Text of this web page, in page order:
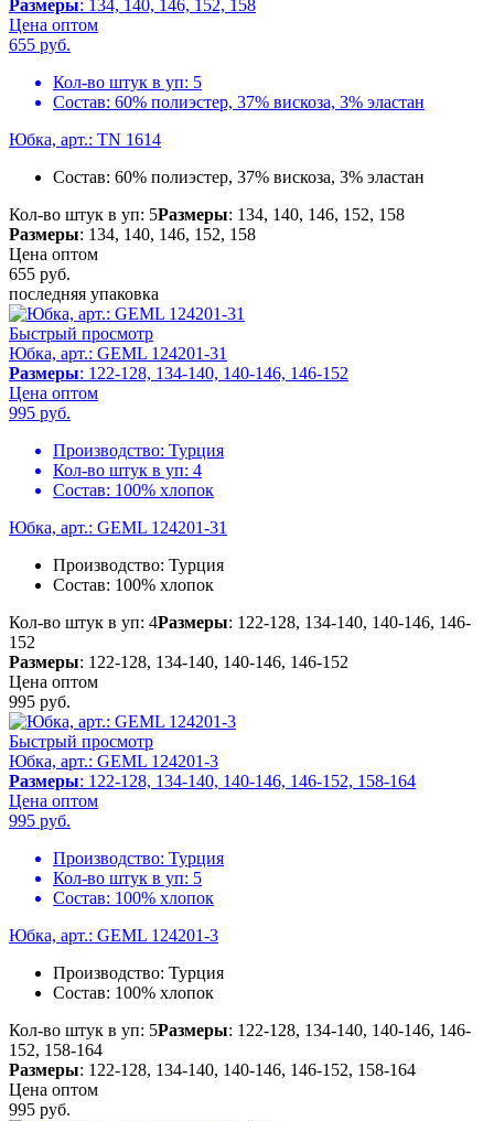
Размеры: 134, 140, 146, 152, 158
Цена оптом
655 руб.
Кол-во штук в уп: 5
Состав: 60% полиэстер, 37% вискоза, 3% эластан
Юбка, арт.: TN 1614
Состав: 60% полиэстер, 37% вискоза, 3% эластан
Кол-во штук в уп: 5Размеры: 134, 140, 146, 152, 158
Размеры: 134, 140, 146, 152, 158
Цена оптом
655 руб.
последняя упаковка
Быстрый просмотр
Юбка, арт.: GEML 124201-31
Размеры: 122-128, 134-140, 140-146, 146-152
Цена оптом
995 руб.
Производство: Турция
Кол-во штук в уп: 4
Состав: 100% хлопок
Юбка, арт.: GEML 124201-31
Производство: Турция
Состав: 100% хлопок
Кол-во штук в уп: 4Размеры: 122-128, 134-140, 140-146, 146-
152
Размеры: 122-128, 134-140, 140-146, 146-152
Цена оптом
995 руб.
Быстрый просмотр
Юбка, арт.: GEML 124201-3
Размеры: 122-128, 134-140, 140-146, 146-152, 158-164
Цена оптом
995 руб.
Производство: Турция
Кол-во штук в уп: 5
Состав: 100% хлопок
Юбка, арт.: GEML 124201-3
Производство: Турция
Состав: 100% хлопок
Кол-во штук в уп: 5Размеры: 122-128, 134-140, 140-146, 146-
152, 158-164
Размеры: 122-128, 134-140, 140-146, 146-152, 158-164
Цена оптом
995 руб.